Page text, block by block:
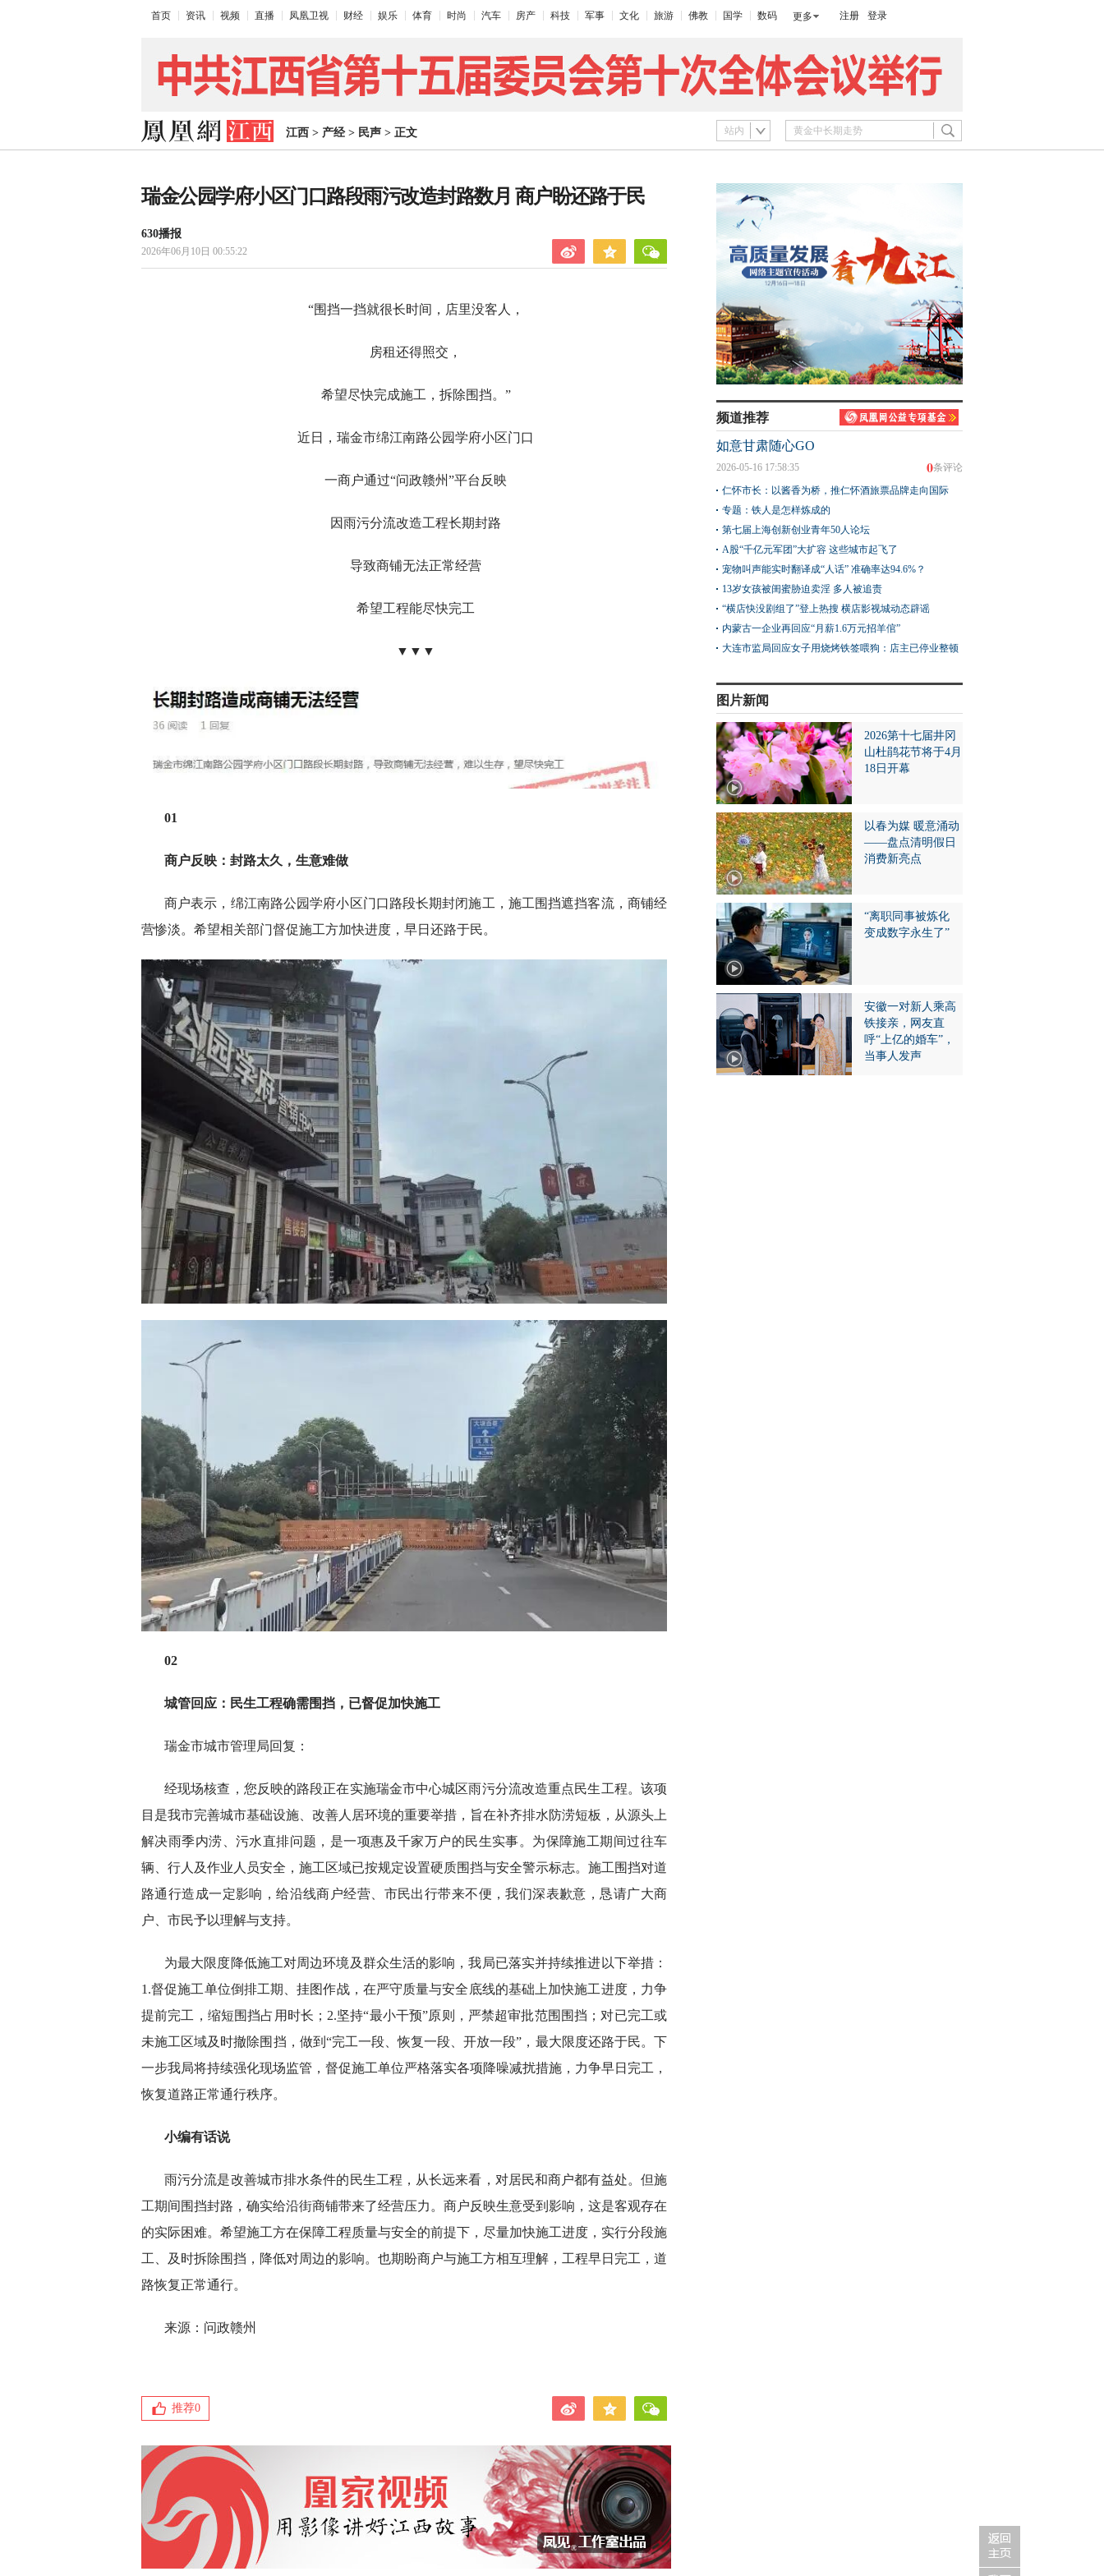
首页 资讯 视频 直播 凤凰卫视 财经 娱乐 体育 时尚 汽车 房产 科技 军事 文化 旅游 佛教 国学 数码 更多 注册 登录
江西 > 产经> 民声 > 正文 站内
瑞金公园学府小区门口路段雨污改造封路数月 商户盼还路于民
630播报
2026年06月10日 00:55:22
“围挡一挡就很长时间，店里没客人，
房租还得照交，
希望尽快完成施工，拆除围挡。”
近日，瑞金市绵江南路公园学府小区门口
一商户通过“问政赣州”平台反映
因雨污分流改造工程长期封路
导致商铺无法正常经营
希望工程能尽快完工
▼▼▼
01
商户反映：封路太久，生意难做
商户表示，绵江南路公园学府小区门口路段长期封闭施工，施工围挡遮挡客流，商铺经
营惨淡。希望相关部门督促施工方加快进度，早日还路于民。
02
城管回应：民生工程确需围挡，已督促加快施工
瑞金市城市管理局回复：
经现场核查，您反映的路段正在实施瑞金市中心城区雨污分流改造重点民生工程。该项
目是我市完善城市基础设施、改善人居环境的重要举措，旨在补齐排水防涝短板，从源头上
解决雨季内涝、污水直排问题，是一项惠及千家万户的民生实事。为保障施工期间过往车
辆、行人及作业人员安全，施工区域已按规定设置硬质围挡与安全警示标志。施工围挡对道
路通行造成一定影响，给沿线商户经营、市民出行带来不便，我们深表歉意，恳请广大商
户、市民予以理解与支持。
为最大限度降低施工对周边环境及群众生活的影响，我局已落实并持续推进以下举措：
1.督促施工单位倒排工期、挂图作战，在严守质量与安全底线的基础上加快施工进度，力争
提前完工，缩短围挡占用时长；2.坚持“最小干预”原则，严禁超审批范围围挡；对已完工或
未施工区域及时撤除围挡，做到“完工一段、恢复一段、开放一段”，最大限度还路于民。下
一步我局将持续强化现场监管，督促施工单位严格落实各项降噪减扰措施，力争早日完工，
恢复道路正常通行秩序。
小编有话说
雨污分流是改善城市排水条件的民生工程，从长远来看，对居民和商户都有益处。但施
工期间围挡封路，确实给沿街商铺带来了经营压力。商户反映生意受到影响，这是客观存在
的实际困难。希望施工方在保障工程质量与安全的前提下，尽量加快施工进度，实行分段施
工、及时拆除围挡，降低对周边的影响。也期盼商户与施工方相互理解，工程早日完工，道
路恢复正常通行。
来源：问政赣州
推荐0
频道推荐
如意甘肃随心GO
0条评论
2026-05-16 17:58:35
仁怀市长：以酱香为桥，推仁怀酒旅票品牌走向国际
专题：铁人是怎样炼成的
第七届上海创新创业青年50人论坛
A股“千亿元军团”大扩容 这些城市起飞了
宠物叫声能实时翻译成“人话” 准确率达94.6%？
13岁女孩被闺蜜胁迫卖淫 多人被追责
“横店快没剧组了”登上热搜 横店影视城动态辟谣
内蒙古一企业再回应“月薪1.6万元招羊倌”
大连市监局回应女子用烧烤铁签喂狗：店主已停业整顿
图片新闻
2026第十七届井冈
山杜鹃花节将于4月
18日开幕
以春为媒 暖意涌动
——盘点清明假日
消费新亮点
“离职同事被炼化
变成数字永生了”
安徽一对新人乘高
铁接亲，网友直
呼“上亿的婚车”，
当事人发声